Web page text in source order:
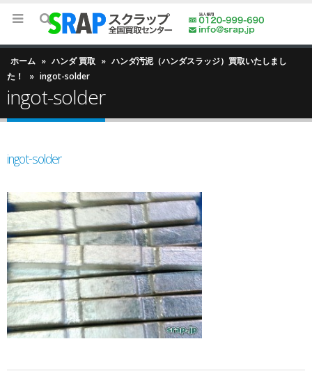
ホーム » ハンダ 買取 » ハンダ汚泥（ハンダスラッジ）買取いたしまし
た！
» ingot-solder
ingot-solder
ingot-solder